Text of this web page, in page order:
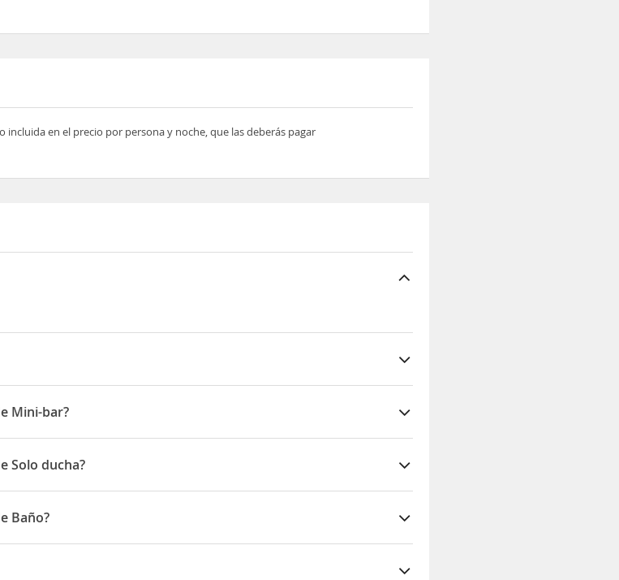
en el precio por persona y noche, que las deberás pagar
Mini-bar?
bar
Solo ducha?
ducha
Baño?